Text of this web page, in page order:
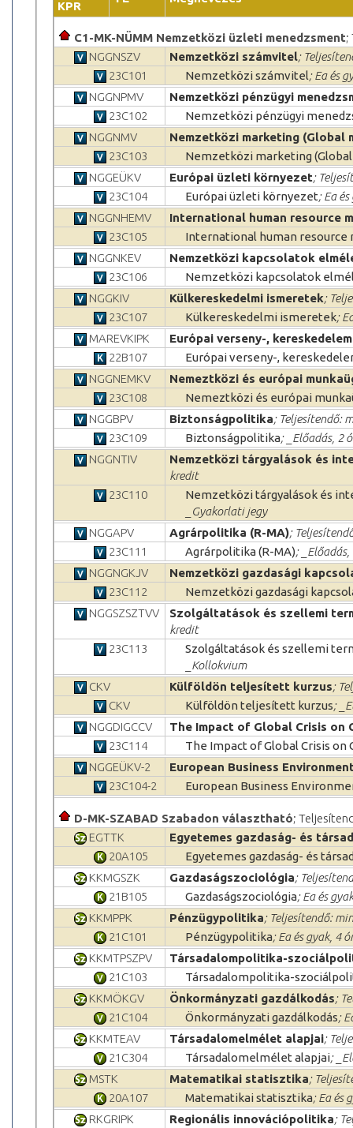
KPR
C1-MK-NÜMM Nemzetközi üzleti menedzsment;
NGGNSZV
Nemzetközi számvitel;
23C101
Nemzetközi számvitel; Ea és
NGGNPMV
Nemzetközi pénzügyi
23C102
Nemzetközi pénzügyi
NGGNMV
Nemzetközi marketing (Global
23C103
Nemzetközi marketing
NGGEÜKV
Európai üzleti környezet;
23C104
Európai üzleti környezet; Ea
NGGNHEMV
International human resource
23C105
International human resource
NGGNKEV
Nemzetközi kapcsolatok
23C106
Nemzetközi kapcsolatok
NGGKIV
Külkereskedelmi ismeretek;
23C107
Külkereskedelmi ismeretek;
MAREVKIPK
Európai verseny-,
22B107
Európai verseny-,
NGGNEMKV
Nemeztközi és európai
23C108
Nemeztközi és európai
NGGBPV
Biztonságpolitika; Teljesítendő:
23C109
Biztonságpolitika; _Előadás, 2
NGGNTIV
Nemzetközi tárgyalások és
kredit
23C110
Nemzetközi tárgyalások és
_Gyakorlati jegy
NGGAPV
Agrárpolitika (R-MA);
23C111
Agrárpolitika (R-MA);
NGGNGKJV
Nemzetközi gazdasági
23C112
Nemzetközi gazdasági
NGGSZSZTVV
Szolgáltatások és szellemi
kredit
23C113
Szolgáltatások és szellemi
_Kollokvium
CKV
Külföldön teljesített kurzus;
CKV
Külföldön teljesített kurzus;
NGGDIGCCV
The Impact of Global Crisis on
23C114
The Impact of Global Crisis on
NGGEÜKV-2
European Business
23C104-2
European Business
D-MK-SZABAD Szabadon választható;
EGTTK
Egyetemes gazdaság- és
20A105
Egyetemes gazdaság- és
KKMGSZK
Gazdaságszociológia;
21B105
Gazdaságszociológia; Ea és
KKMPPK
Pénzügypolitika; Teljesítendő:
21C101
Pénzügypolitika; Ea és gyak, 4
KKMTPSZPV
Társadalompolitika-
21C103
Társadalompolitika-
KKMÖKGV
Önkormányzati gazdálkodás;
21C104
Önkormányzati gazdálkodás;
KKMTEAV
Társadalomelmélet alapjai;
21C304
Társadalomelmélet alapjai;
MSTK
Matematikai statisztika;
20A107
Matematikai statisztika; Ea és
RKGRIPK
Regionális innovációpolitika;